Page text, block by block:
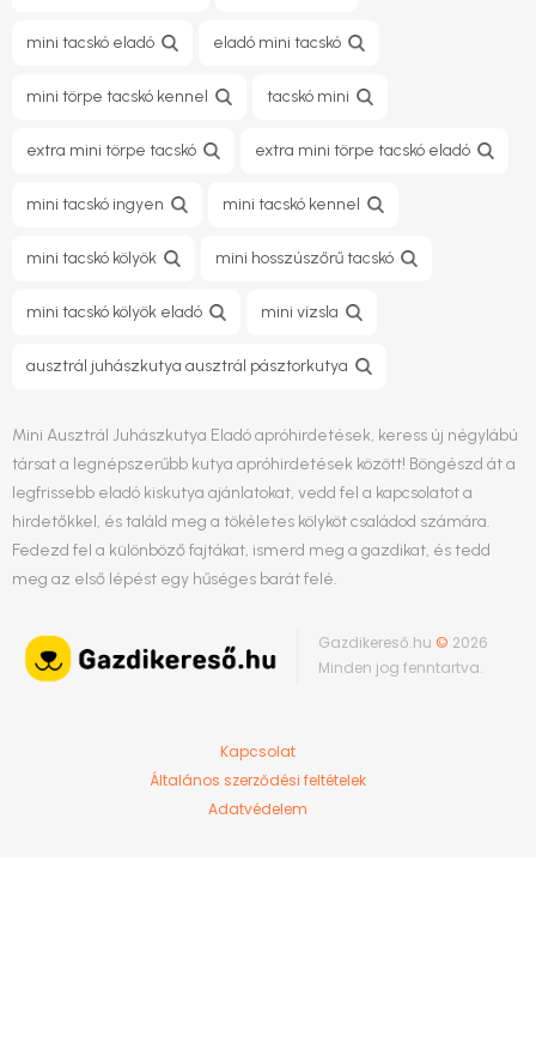
mini tacskó eladó eladó mini tacskó
mini törpe tacskó kennel tacskó mini
extra mini törpe tacskó extra mini törpe tacskó eladó
mini tacskó ingyen mini tacskó kennel
mini tacskó kölyök mini hosszúszőrű tacskó
mini tacskó kölyök eladó mini vizsla
ausztrál juhászkutya ausztrál pásztorkutya
Mini Ausztrál Juhászkutya Eladó apróhirdetések, keress új négylábú
társat a legnépszerűbb kutya apróhirdetések között! Böngészd át a
legfrissebb eladó kiskutya ajánlatokat, vedd fel a kapcsolatot a
hirdetőkkel, és találd meg a tökéletes kölyköt családod számára.
Fedezd fel a különböző fajtákat, ismerd meg a gazdikat, és tedd
meg az első lépést egy hűséges barát felé.
Gazdikereső.hu © 2026
Minden jog fenntartva.
Kapcsolat
Általános szerződési feltételek
Adatvédelem